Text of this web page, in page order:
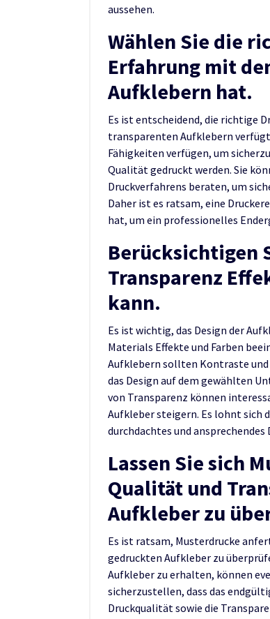
aussehen.
Wählen Sie die
Erfahrung mit
Aufklebern hat.
Es ist entscheidend, die richtige
transparenten Aufklebern
Fähigkeiten verfügen, um
Qualität gedruckt werden. Sie
Druckverfahrens beraten, um
Daher ist es ratsam, eine
hat, um ein professionelles
Berücksichtigen
Transparenz
kann.
Es ist wichtig, das Design der
Materials Effekte und Farben
Aufklebern sollten Kontraste und
das Design auf dem gewählten
von Transparenz können
Aufkleber steigern. Es lohnt sich
durchdachtes und ansprechendes
Lassen Sie sich
Qualität und
Aufkleber zu
Es ist ratsam, Musterdrucke
gedruckten Aufkleber zu
Aufkleber zu erhalten, können
sicherzustellen, dass das
Druckqualität sowie die